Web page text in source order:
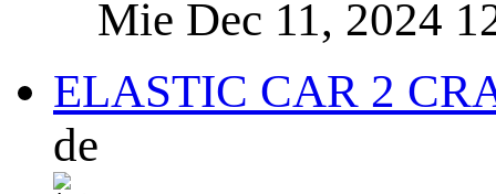
Mie Dec 11, 2024
ELASTIC CAR 2
de